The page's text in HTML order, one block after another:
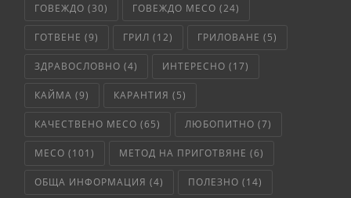
ГОВЕЖДО (30) ГОВЕЖДО МЕСО (24)
ГОТВЕНЕ (9) ГРИЛ (12) ГРИЛОВАНЕ (5)
ЗДРАВОСЛОВНО (4) ИНТЕРЕСНО (17)
КАЙМА (9) КАРАНТИЯ (5)
КАЧЕСТВЕНО МЕСО (65) ЛЮБОПИТНО (7)
МЕСО (101) МЕТОД НА ПРИГОТВЯНЕ (6)
ОБЩА ИНФОРМАЦИЯ (4) ПОЛЕЗНО (14)